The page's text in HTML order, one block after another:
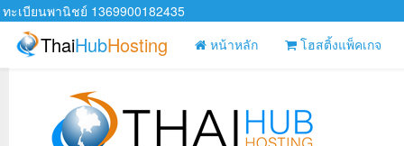
ทะเบียนพานิชย์ 1369900182435
ThaiHubHosting หน้าหลัก โฮสติ้งแพ็คเกจ